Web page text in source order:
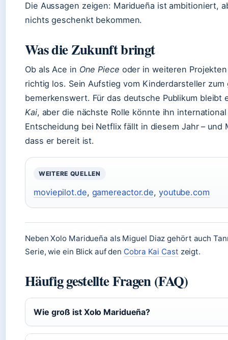
Die Aussagen zeigen: Maridueña ist ambitioniert,
nichts geschenkt bekommen.
Was die Zukunft bringt
Ob als Ace in One Piece oder in weiteren
richtig los. Sein Aufstieg vom Kinderdarsteller
bemerkenswert. Für das deutsche Publikum
Kai, aber die nächste Rolle könnte ihn
Entscheidung bei Netflix fällt in diesem Jahr –
dass er bereit ist.
WEITERE QUELLEN
moviepilot.de, gamereactor.de, youtube.com
Neben Xolo Maridueña als Miguel Diaz gehört auch
Serie, wie ein Blick auf den Cobra Kai Cast zeigt.
Häufig gestellte Fragen (FAQ)
Wie groß ist Xolo Maridueña?